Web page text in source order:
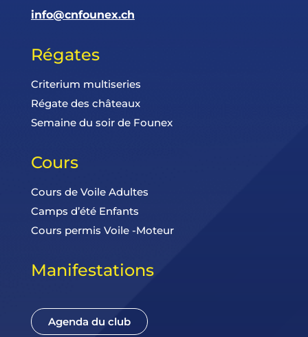
info@cnfounex.ch
Régates
Criterium multiseries
Régate des châteaux
Semaine du soir de Founex
Cours
Cours de Voile Adultes
Camps d’été Enfants
Cours permis Voile -Moteur
Manifestations
Agenda du club